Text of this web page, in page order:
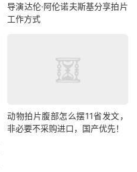
导演达伦·阿伦诺夫斯基分享拍片
工作方式
动物拍片腹部怎么摆11省发文，
非必要不采购进口，国产优先！